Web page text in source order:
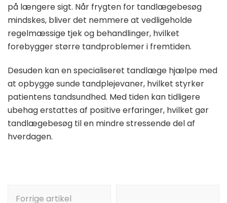
på længere sigt. Når frygten for tandlægebesøg
mindskes, bliver det nemmere at vedligeholde
regelmæssige tjek og behandlinger, hvilket
forebygger større tandproblemer i fremtiden.
Desuden kan en specialiseret tandlæge hjælpe med
at opbygge sunde tandplejevaner, hvilket styrker
patientens tandsundhed. Med tiden kan tidligere
ubehag erstattes af positive erfaringer, hvilket gør
tandlægebesøg til en mindre stressende del af
hverdagen.
Forrige artikel